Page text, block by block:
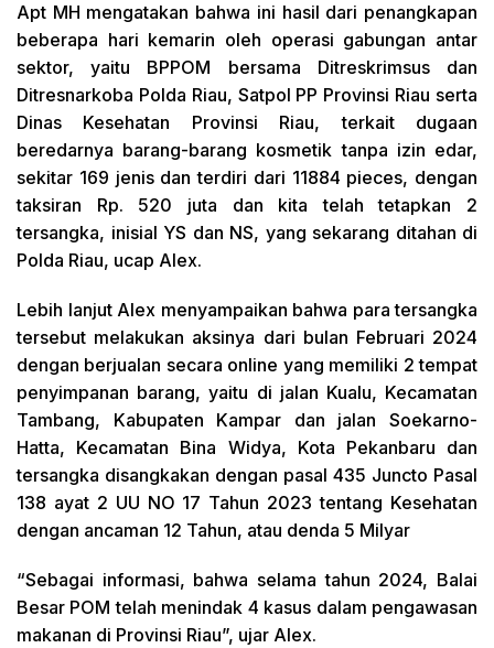
Apt MH mengatakan bahwa ini hasil dari penangkapan
beberapa hari kemarin oleh operasi gabungan antar
sektor, yaitu BPPOM bersama Ditreskrimsus dan
Ditresnarkoba Polda Riau, Satpol PP Provinsi Riau serta
Dinas Kesehatan Provinsi Riau, terkait dugaan
beredarnya barang-barang kosmetik tanpa izin edar,
sekitar 169 jenis dan terdiri dari 11884 pieces, dengan
taksiran Rp. 520 juta dan kita telah tetapkan 2
tersangka, inisial YS dan NS, yang sekarang ditahan di
Polda Riau, ucap Alex.
Lebih lanjut Alex menyampaikan bahwa para tersangka
tersebut melakukan aksinya dari bulan Februari 2024
dengan berjualan secara online yang memiliki 2 tempat
penyimpanan barang, yaitu di jalan Kualu, Kecamatan
Tambang, Kabupaten Kampar dan jalan Soekarno-
Hatta, Kecamatan Bina Widya, Kota Pekanbaru dan
tersangka disangkakan dengan pasal 435 Juncto Pasal
138 ayat 2 UU NO 17 Tahun 2023 tentang Kesehatan
dengan ancaman 12 Tahun, atau denda 5 Milyar
“Sebagai informasi, bahwa selama tahun 2024, Balai
Besar POM telah menindak 4 kasus dalam pengawasan
makanan di Provinsi Riau”, ujar Alex.